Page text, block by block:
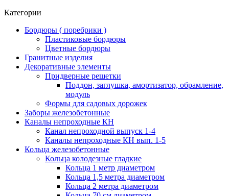
Категории
Бордюры ( поребрики )
Пластиковые бордюры
Цветные бордюры
Гранитные изделия
Декоративные элементы
Придверные решетки
Поддон, заглушка, амортизатор, обрамление,
модуль
Формы для садовых дорожек
Заборы железобетонные
Каналы непроходные КН
Канал непроходной выпуск 1-4
Каналы непроходные КН вып. 1-5
Кольца железобетонные
Кольца колодезные гладкие
Кольца 1 метр диаметром
Кольца 1,5 метра диаметром
Кольца 2 метра диаметром